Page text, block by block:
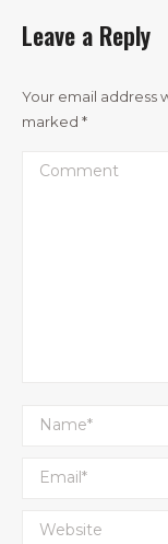
Leave a Reply
Your email address
marked *
Comment
Name *
Email *
Website